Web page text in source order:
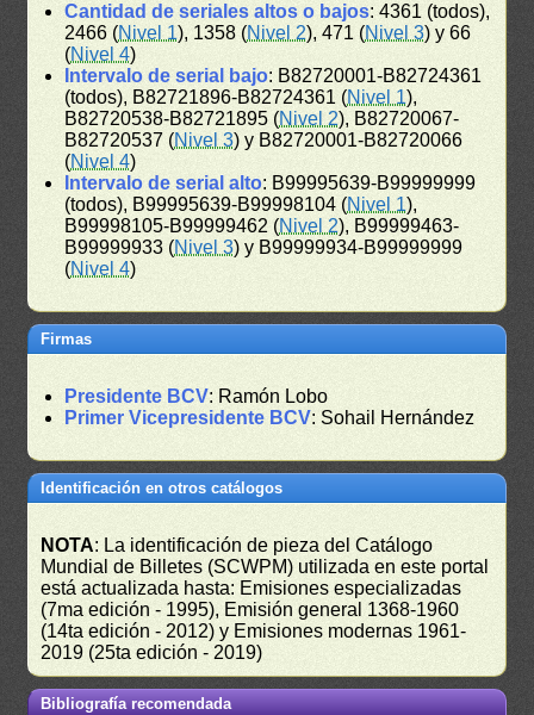
Cantidad de seriales altos o bajos: 4361 (todos),
2466 (Nivel 1), 1358 (Nivel 2), 471 (Nivel 3) y 66
(Nivel 4)
Intervalo de serial bajo: B82720001-B82724361
(todos), B82721896-B82724361 (Nivel 1),
B82720538-B82721895 (Nivel 2), B82720067-
B82720537 (Nivel 3) y B82720001-B82720066
(Nivel 4)
Intervalo de serial alto: B99995639-B99999999
(todos), B99995639-B99998104 (Nivel 1),
B99998105-B99999462 (Nivel 2), B99999463-
B99999933 (Nivel 3) y B99999934-B99999999
(Nivel 4)
Firmas
Presidente BCV: Ramón Lobo
Primer Vicepresidente BCV: Sohail Hernández
Identificación en otros catálogos
NOTA: La identificación de pieza del Catálogo
Mundial de Billetes (SCWPM) utilizada en este portal
está actualizada hasta: Emisiones especializadas
(7ma edición - 1995), Emisión general 1368-1960
(14ta edición - 2012) y Emisiones modernas 1961-
2019 (25ta edición - 2019)
Bibliografía recomendada